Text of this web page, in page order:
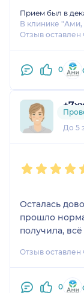
Прием был в
В клинике
Отзыв
0
1
До 5
Осталась
прошло
получила,
Отзыв оставлен
0